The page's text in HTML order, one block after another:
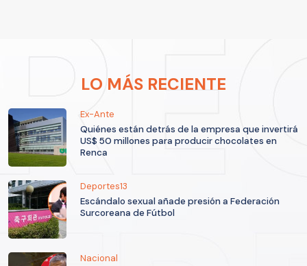
LO MÁS RECIENTE
Ex-Ante
Quiénes están detrás de la empresa que invertirá
US$ 50 millones para producir chocolates en
Renca
Deportes13
Escándalo sexual añade presión a Federación
Surcoreana de Fútbol
Nacional